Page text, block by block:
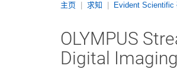
主页 求知 Evident Scientific
OLYMPUS
Digital